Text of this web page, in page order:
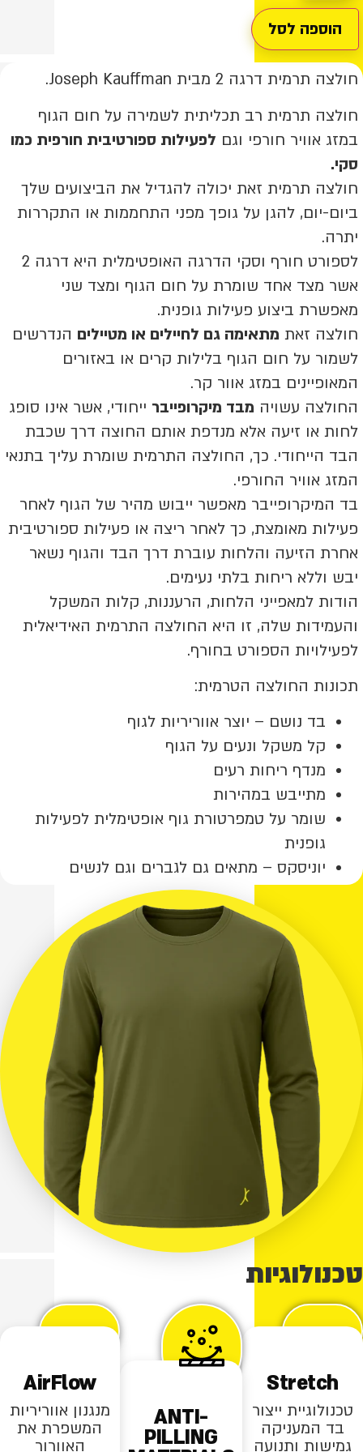
LEVEL
חולצה
תרמית
רמה
על
הגוף
שיא!
הוספה לסל
חולצה תרמית דרגה 2 מבית Joseph Kauffman.
חולצה תרמית רב תכליתית לשמירה על חום הגוף
במזג אוויר חורפי וגם לפעילות ספורטיבית חורפית כמו
סקי.
חולצה תרמית זאת יכולה להגדיל את הביצועים שלך
ביום-יום, להגן על גופך מפני התחממות או התקררות
יתרה.
לספורט חורף וסקי הדרגה האופטימלית היא דרגה 2
אשר מצד אחד שומרת על חום הגוף ומצד שני
מאפשרת ביצוע פעילות גופנית.
חולצה זאת מתאימה גם לחיילים או מטיילים הנדרשים
לשמור על חום הגוף בלילות קרים או באזורים
המאופיינים במזג אוור קר.
החולצה עשויה מבד מיקרופייבר ייחודי, אשר אינו סופג
לחות או זיעה אלא מנדפת אותם החוצה דרך שכבת
הבד הייחודי. כך, החולצה התרמית שומרת עליך בתנאי
המזג אוויר החורפי.
בד המיקרופייבר מאפשר ייבוש מהיר של הגוף לאחר
פעילות מאומצת, כך לאחר ריצה או פעילות ספורטיבית
אחרת הזיעה והלחות עוברת דרך הבד והגוף נשאר
יבש וללא ריחות בלתי נעימים.
הודות למאפייני הלחות, הרעננות, קלות המשקל
והעמידות שלה, זו היא החולצה התרמית האידיאלית
לפעילויות הספורט בחורף.
תכונות החולצה הטרמית:
בד נושם – יוצר אווריריות לגוף
קל משקל ונעים על הגוף
מנדף ריחות רעים
מתייבש במהירות
שומר על טמפרטורת גוף אופטימלית לפעילות
גופנית
יוניסקס – מתאים גם לגברים וגם לנשים
טכנולוגיות
Stretch
טכנולוגיית ייצור
בד המעניקה
גמישות ותנועה
ANTI-
PILLING
AirFlow
מנגנון אווריריות
המשפרת את
האוורור